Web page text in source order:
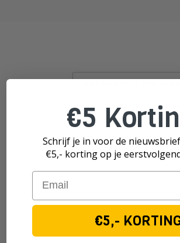
Je beoordeling
€5
Schrijf je in voor de
€5,- korting op je eerst
Email
€5,-